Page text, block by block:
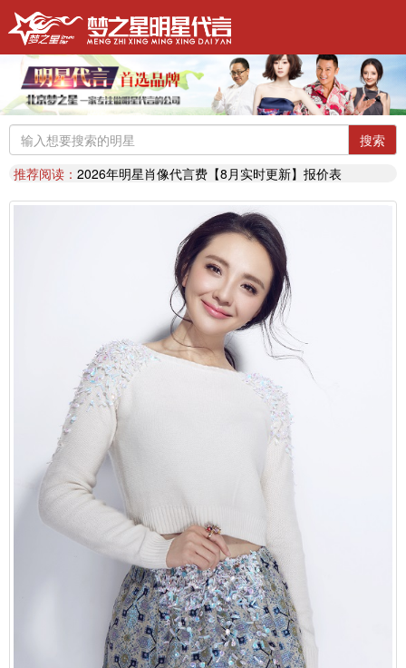
搜索
明星代言：
推荐阅读： 2026年明星肖像代言费【8月实时更新】报价表
推荐阅读：
2026年如何找明星代言,如何请明星代言,怎么选择明星代言,签约流程
明星代言：2026年诚招各地广告公司，策划公司合作代理明星资源
推荐阅读：找明星代言哪个渠道最好？费用多少？
代言知识：明星代言形式是什么样的？梦之星代言说明书
推荐阅读：二线三线明星代言费的艺人有哪些？
代言知识：明星代言资源对比|北京梦之星影视策划有限公司
明星代言：找明星代言基本流程包括哪些?明星代言的工作流程
推荐阅读： 2026年明星肖像代言费【8月实时更新】报价表